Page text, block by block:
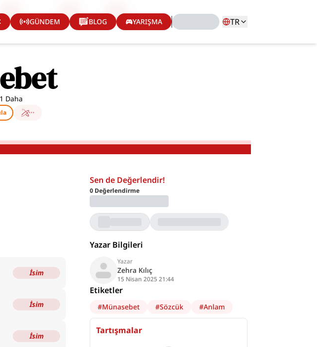
GÜNDEM BLOG YARIŞMA TR
1 Daha
İsim
İsim
İsim
Sen de Değerlendir!
0 Değerlendirme
Yazar Bilgileri
Yazar
Zehra Kılıç
15 Nisan 2025 21:44
Etiketler
#Münasebet #Sözcük #Anlam
Tartışmalar